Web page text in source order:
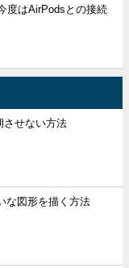
度はAirPodsとの接続
させない方法
な図形を描く方法